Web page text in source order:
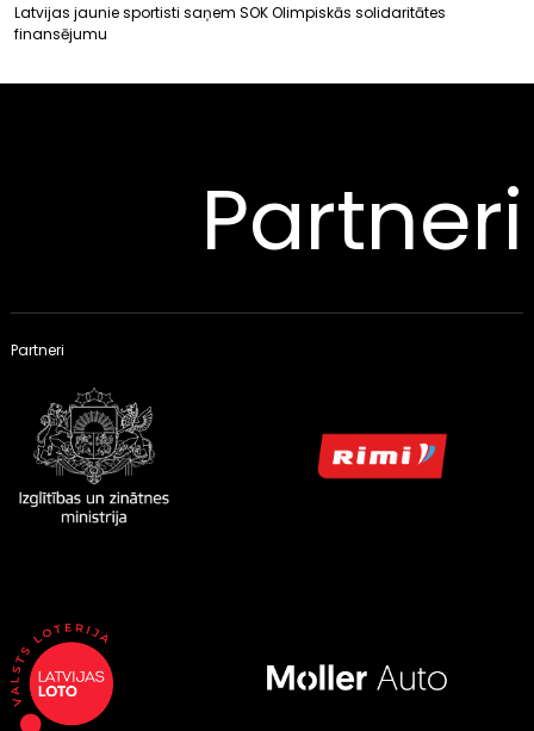
Latvijas jaunie sportisti saņem SOK Olimpiskās solidaritātes
finansējumu
Partneri
Partneri